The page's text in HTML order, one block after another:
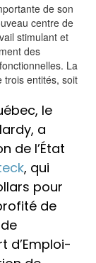
de son
centre de
stimulant et
des
La
trois entités, soit
le
a
de l’État
, qui
pour
de
d’Emploi-